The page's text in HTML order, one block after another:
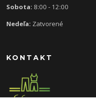
Sobota: 8:00 - 12:00
Nedeľa: Zatvorené
KONTAKT